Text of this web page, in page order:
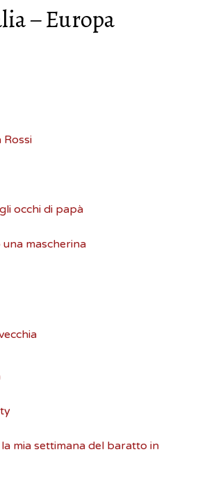
– Europa
Rossi
occhi di papà
mascherina
mia settimana del baratto in